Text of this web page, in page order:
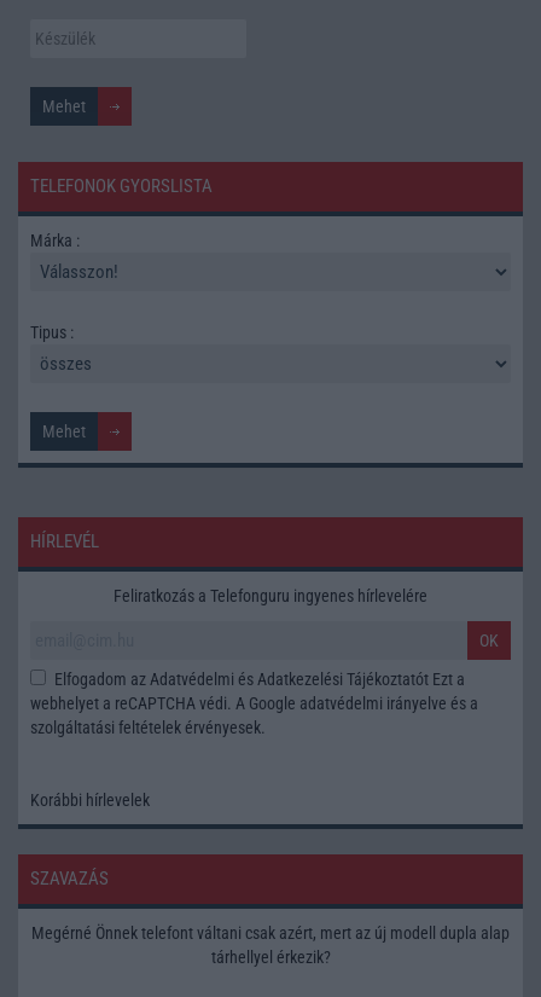
TELEFONOK GYORSLISTA
Márka :
Tipus :
HÍRLEVÉL
Feliratkozás a Telefonguru ingyenes hírlevelére
OK
Elfogadom az Adatvédelmi és Adatkezelési Tájékoztatót Ezt a
webhelyet a reCAPTCHA védi. A Google adatvédelmi irányelve és a
szolgáltatási feltételek érvényesek.
Korábbi hírlevelek
SZAVAZÁS
Megérné Önnek telefont váltani csak azért, mert az új modell dupla alap
tárhellyel érkezik?